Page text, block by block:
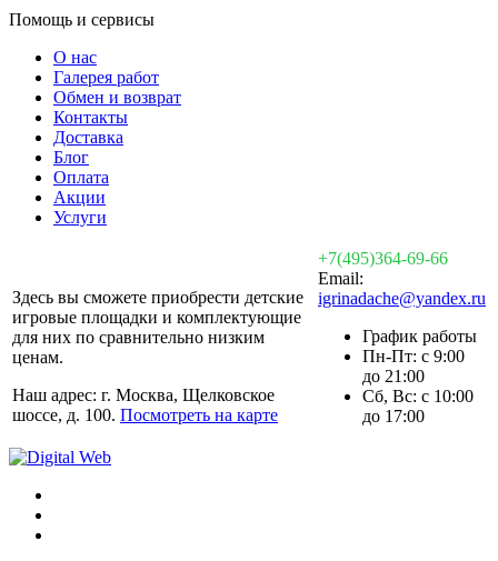
Помощь и сервисы
О нас
Галерея работ
Обмен и возврат
Контакты
Доставка
Блог
Оплата
Акции
Услуги
Здесь вы сможете приобрести детские
игровые площадки и комплектующие
для них по сравнительно низким
ценам.
Наш адрес: г. Москва, Щелковское
шоссе, д. 100. Посмотреть на карте
+7(495)364-69-66
Email:
igrinadache@yandex.ru
График работы
Пн-Пт: с 9:00
до 21:00
Сб, Вс: с 10:00
до 17:00